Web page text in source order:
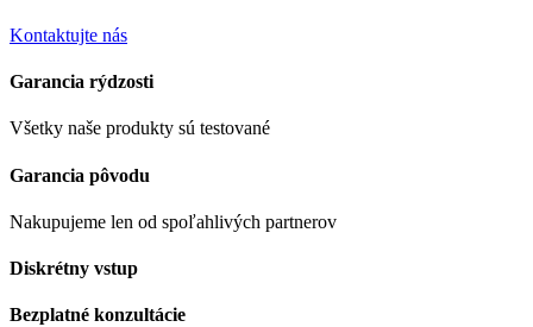
Kontaktujte nás
Garancia rýdzosti
Všetky naše produkty sú testované
Garancia pôvodu
Nakupujeme len od spoľahlivých partnerov
Diskrétny vstup
Bezplatné konzultácie